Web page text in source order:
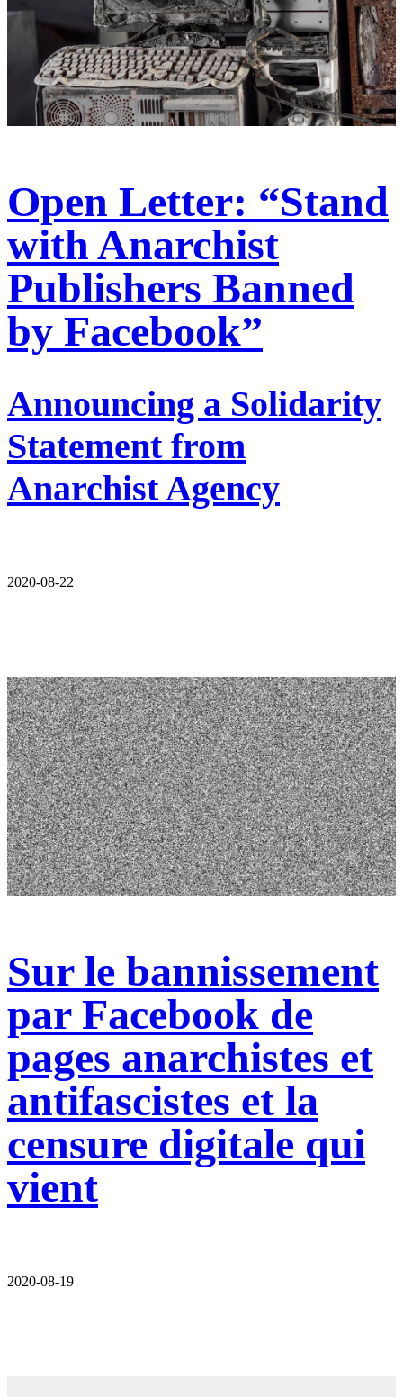
Open Letter: “Stand
with Anarchist
Publishers Banned
by Facebook”
Announcing a Solidarity
Statement from
Anarchist Agency
2020-08-22
Sur le bannissement
par Facebook de
pages anarchistes et
antifascistes et la
censure digitale qui
vient
2020-08-19